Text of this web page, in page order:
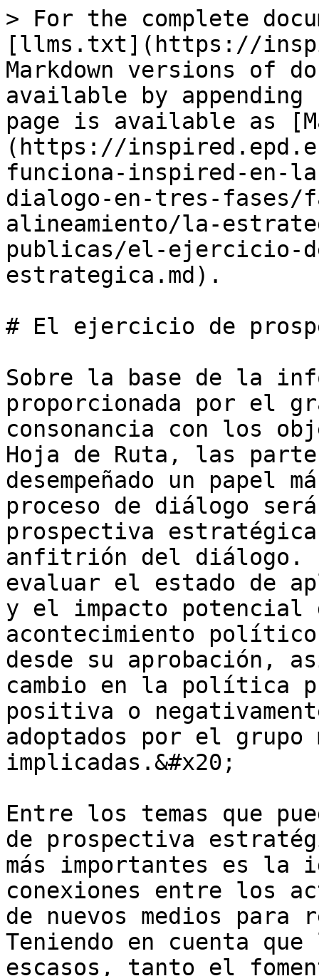
> For the complete
[llms.txt](https://
Markdown versions of
available by
page is available as
(https://
funciona-inspired-en-
dialogo-en-tres-fases/
alineamiento/la-
publicas/el-ejercicio-
estrategica.md).
# El ejercicio de
Sobre la base de la
proporcionada por el
consonancia con los
Hoja de Ruta, las
desempeñado un
proceso de diálogo
prospectiva
anfitrión del
evaluar el estado de
y el impacto potencial
acontecimiento político
desde su aprobación,
cambio en la política
positiva o
adoptados por el grupo
implicadas.&#x20;
Entre los temas que
de prospectiva
más importantes es la
conexiones entre los
de nuevos medios
Teniendo en cuenta
escasos, tanto el